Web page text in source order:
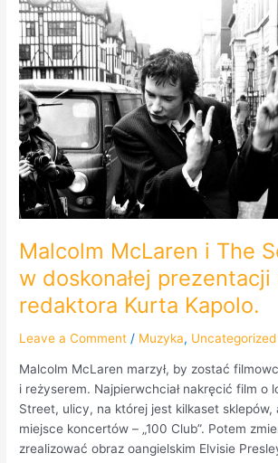
Malcolm McLaren i The
w doskonałej prezentacji
redaktora Kurta Kapolo.
Leave a Comment / Muzyka, Uncategorized
Malcolm McLaren marzył, by zostać
i reżyserem. Najpierwchciał nakręcić film o
Street, ulicy, na której jest kilkaset sklepów,
miejsce koncertów – „100 Club”. Potem
zrealizować obraz oangielskim Elvisie
Malcolm
McLaren
i
The
Sex
Pistols
w
doskonałej
prezentacji
naszego
redaktora
Kapolo.